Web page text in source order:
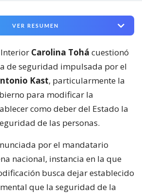
VER RESUMEN
Carolina Tohá cuestionó
de seguridad impulsada por el
Kast, particularmente la
para modificar la
como deber del Estado la
de las personas.
por el mandatario
nacional, instancia en la que
busca dejar establecido
que la seguridad de la